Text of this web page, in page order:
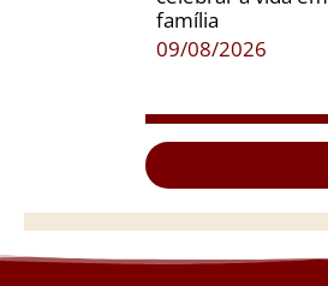
família
09/08/2026